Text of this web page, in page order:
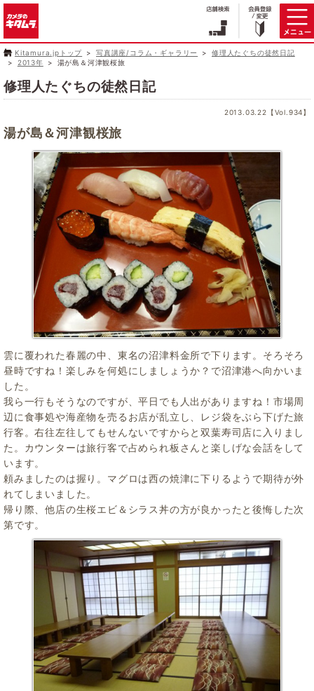
Kitamura.jpトップ 写真講座/コラム・ギャラリー
修理人たぐちの徒然日記
2013年
湯が島＆河津観桜旅
修理人たぐちの徒然日記
2013.03.22【Vol.934】
湯が島＆河津観桜旅
雲に覆われた春麗の中、東名の沼津料金所で下ります。そろそろ
昼時ですね！楽しみを何処にしましょうか？で沼津港へ向かいま
した。
我ら一行もそうなのですが、平日でも人出がありますね！市場周
辺に食事処や海産物を売るお店が乱立し、レジ袋をぶら下げた旅
行客。右往左往してもせんないですからと双葉寿司店に入りまし
た。カウンターは旅行客で占められ板さんと楽しげな会話をして
います。
頼みましたのは握り。マグロは西の焼津に下りるようで期待が外
れてしまいました。
帰り際、他店の生桜エビ＆シラス丼の方が良かったと後悔した次
第です。